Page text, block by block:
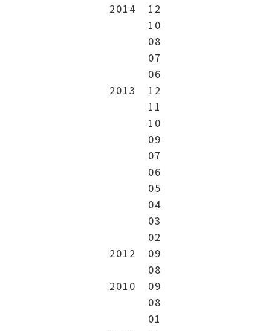
2014
12
10
08
07
06
2013
12
11
10
09
07
06
05
04
03
02
2012
09
08
2010
09
08
01